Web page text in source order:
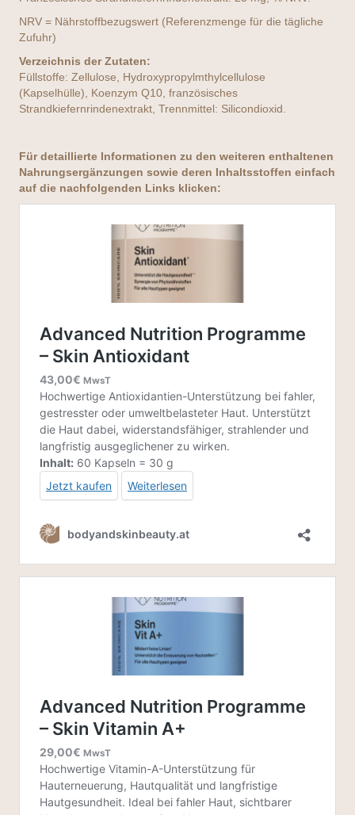
NRV = Nährstoffbezugswert (Referenzmenge für die tägliche
Zufuhr)
Verzeichnis der Zutaten:
Füllstoffe: Zellulose, Hydroxypropylmthylcellulose
(Kapselhülle), Koenzym Q10, französisches
Strandkiefernrindenextrakt, Trennmittel: Silicondioxid.
Für detaillierte Informationen zu den weiteren enthaltenen
Nahrungsergänzungen sowie deren Inhaltsstoffen einfach
auf die nachfolgenden Links klicken: